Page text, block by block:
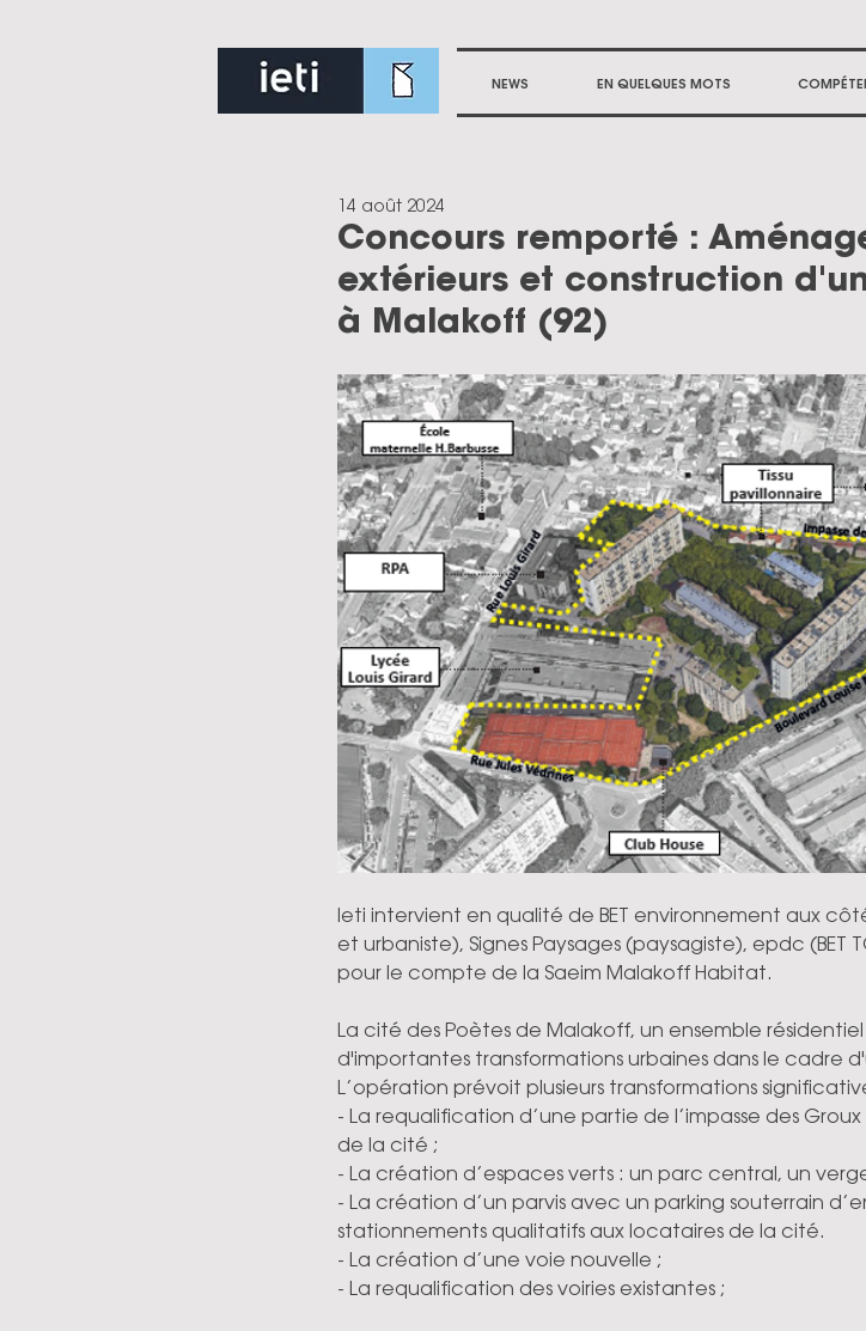
NEWS EN QUELQUES MOTS
Concours remporté :
extérieurs et construction
à Malakoff (92)
14 août 2024
Ieti intervient en qualité de BET environnement aux
et urbaniste), Signes Paysages (paysagiste), epdc (BET
pour le compte de la Saeim Malakoff Habitat.
La cité des Poètes de Malakoff, un ensemble
d'importantes transformations urbaines dans le cadre
L’opération prévoit plusieurs transformations
- La requalification d’une partie de l’impasse des
de la cité ;
- La création d’espaces verts : un parc central, un
- La création d’un parvis avec un parking souterrain
stationnements qualitatifs aux locataires de la cité.
- La création d’une voie nouvelle ;
- La requalification des voiries existantes ;